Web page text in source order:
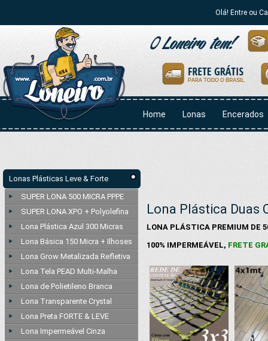
Olá! Entre ou
Home Lonas Encerados
Lonas Plásticas Leve & Forte
SUPER LONA 500 MICRA PPPE
SUPER LONA XPO + Polyolefina
Lona Plástica Azul 300 Micras
Lona Básica 150 Micra + Ilhoses
Lona Grow Metalizada Refletiva
Lona Tela PEAD Multi-Malha
Lona de Polietileno Branca
Lona Transparente Crystal
Lona Preta FORTE & LEVE
Lona Impermeável Cinza
Lona Plástica Duas
LONA PLÁSTICA PREMIUM DE
100% IMPERMEÁVEL, FRETE